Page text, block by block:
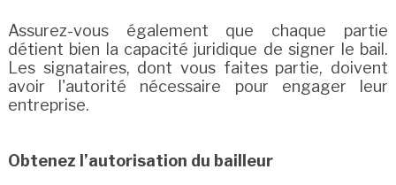
Assurez-vous également que chaque partie
détient bien la capacité juridique de signer le bail.
Les signataires, dont vous faites partie, doivent
avoir l'autorité nécessaire pour engager leur
entreprise.
Obtenez l’autorisation du bailleur